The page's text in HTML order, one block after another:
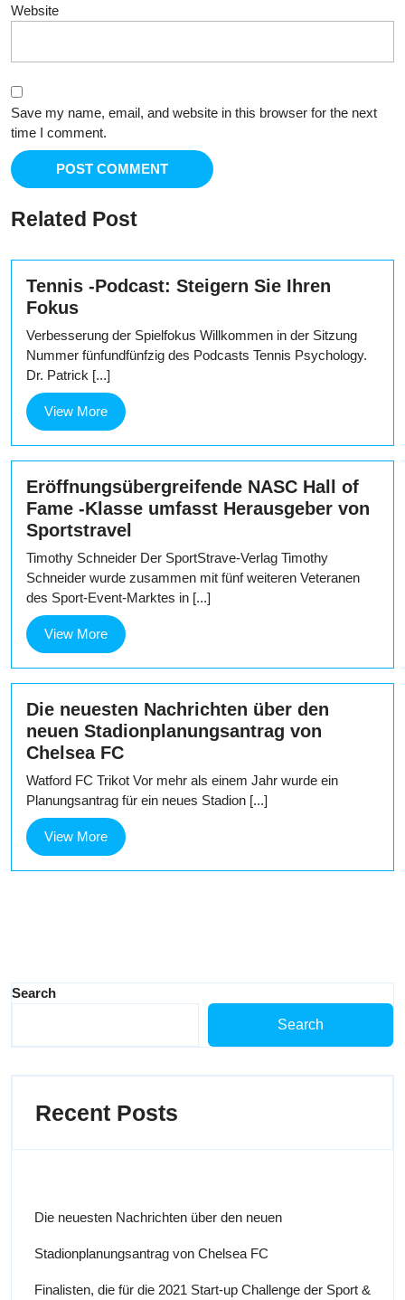
Website
Save my name, email, and website in this browser for the next
time I comment.
Related Post
Tennis -Podcast: Steigern Sie Ihren
Fokus
Verbesserung der Spielfokus Willkommen in der Sitzung
Nummer fünfundfünfzig des Podcasts Tennis Psychology.
Dr. Patrick [...]
View MoreView
More
Eröffnungsübergreifende NASC Hall of
Fame -Klasse umfasst Herausgeber von
Sportstravel
Timothy Schneider Der SportStrave-Verlag Timothy
Schneider wurde zusammen mit fünf weiteren Veteranen
des Sport-Event-Marktes in [...]
View MoreView
More
Die neuesten Nachrichten über den
neuen Stadionplanungsantrag von
Chelsea FC
Watford FC Trikot Vor mehr als einem Jahr wurde ein
Planungsantrag für ein neues Stadion [...]
View MoreView
More
Search
Search
Recent Posts
Die neuesten Nachrichten über den neuen
Stadionplanungsantrag von Chelsea FC
Finalisten, die für die 2021 Start-up Challenge der Sport &